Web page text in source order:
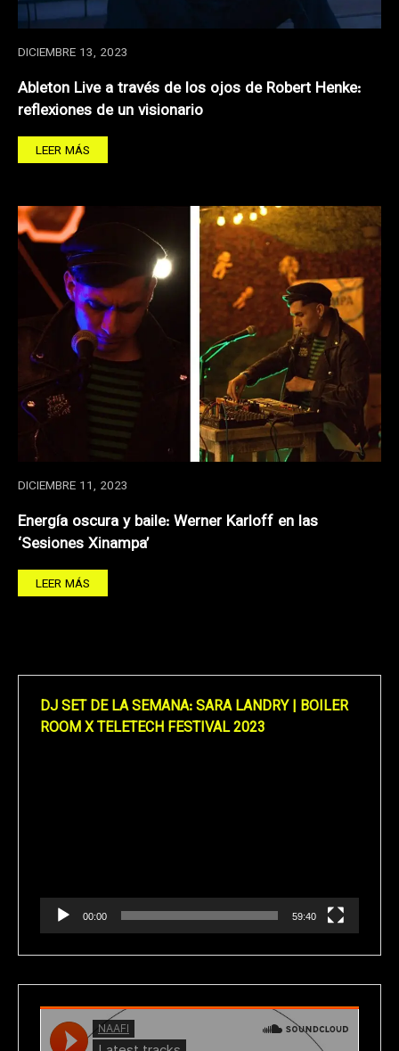
DICIEMBRE 13, 2023
Ableton Live a través de los ojos de Robert Henke:
reflexiones de un visionario
LEER MÁS
DICIEMBRE 11, 2023
Energía oscura y baile: Werner Karloff en las
‘Sesiones Xinampa’
LEER MÁS
DJ SET DE LA SEMANA: SARA LANDRY | BOILER
ROOM X TELETECH FESTIVAL 2023
00:00 59:40